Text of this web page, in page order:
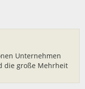
Unternehmen
die große Mehrheit